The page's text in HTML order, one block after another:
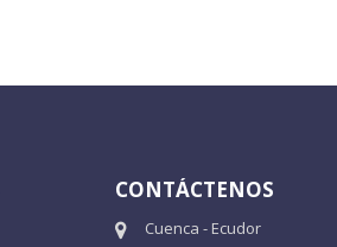
CONTÁCTENOS
Cuenca - Ecudor